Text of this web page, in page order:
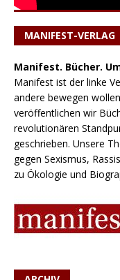
MANIFEST-VERLAG
Manifest. Bücher.
Manifest ist der linke
andere bewegen
veröffentlichen wir
revolutionären
geschrieben. Unsere
gegen Sexismus,
zu Ökologie und